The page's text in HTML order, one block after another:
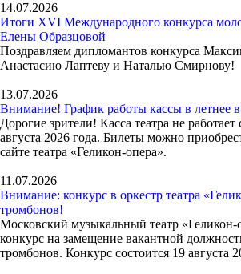
14.07.2026
Итоги XVI Международного конкурса
Елены Образцовой
Поздравляем дипломантов конкурса
Анастасию Лаптеву и Наталью Смирнову!
13.07.2026
Внимание! График работы кассы в летнее
Дорогие зрители! Касса театра не
августа 2026 года. Билеты можно
сайте театра «Геликон-опера».
11.07.2026
Внимание: конкурс в оркестр театра
тромбонов!
Московский музыкальный театр «Геликон-
конкурс на замещение вакантной
тромбонов. Конкурс состоится 19 августа